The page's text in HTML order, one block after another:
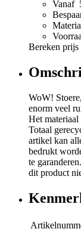
Vanaf
Bereken prijs
WoW!
enorm veel
Het
Totaal
artikel kan
bedrukt
te
dit product